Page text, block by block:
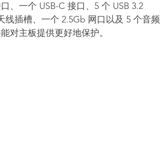
、一个 USB-C 接口、5 个 USB 3.2
线插槽、一个 2.5Gb 网口以及 5 个音频
对主板提供更好地保护。